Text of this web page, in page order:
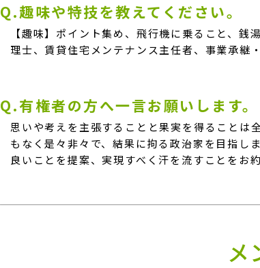
Q.趣味や特技を教えてください。
【趣味】ポイント集め、飛行機に乗ること、
理士、賃貸住宅メンテナンス主任者、事業承継
Q.有権者の方へ一言お願いします。
思いや考えを主張することと果実を得ることは
もなく是々非々で、結果に拘る政治家を目指し
良いことを提案、実現すべく汗を流すことをお約
メ